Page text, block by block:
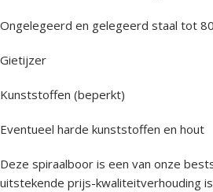
Ongelegeerd en gelegeerd staal tot
Gietijzer
Kunststoffen (beperkt)
Eventueel harde kunststoffen en hout
Deze spiraalboor is een van onze
uitstekende prijs-kwaliteitverhouding